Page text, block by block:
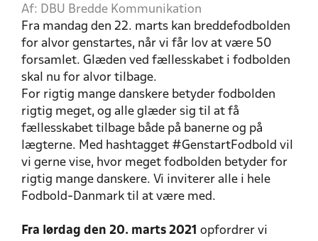
Af: DBU Bredde Kommunikation
Fra mandag den 22. marts kan breddefodbolden
for alvor genstartes, når vi får lov at være 50
forsamlet. Glæden ved fællesskabet i fodbolden
skal nu for alvor tilbage.
For rigtig mange danskere betyder fodbolden
rigtig meget, og alle glæder sig til at få
fællesskabet tilbage både på banerne og på
lægterne. Med hashtagget #GenstartFodbold vil
vi gerne vise, hvor meget fodbolden betyder for
rigtig mange danskere. Vi inviterer alle i hele
Fodbold-Danmark til at være med.
Fra lørdag den 20. marts 2021 opfordrer vi